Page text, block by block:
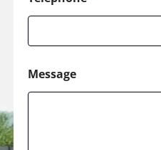
Message